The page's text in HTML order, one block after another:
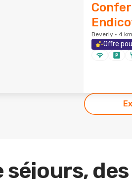
Beverly · 4
Offre
séjours,